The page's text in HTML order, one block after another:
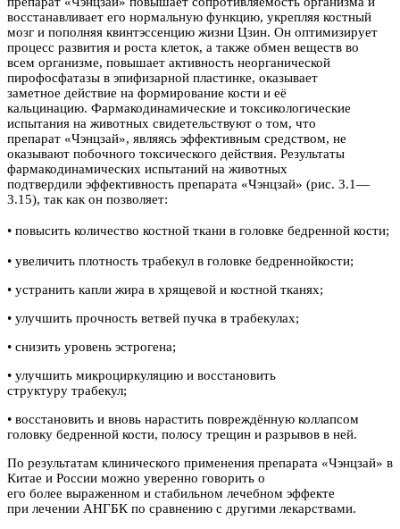
восстанавливает его нормальную функцию, укрепляя костный
мозг и пополняя квинтэссенцию жизни Цзин. Он оптимизирует
процесс развития и роста клеток, а также обмен веществ во
всем организме, повышает активность неорганической
пирофосфатазы в эпифизарной пластинке, оказывает
заметное действие на формирование кости и её
кальцинацию. Фармакодинамические и токсикологические
испытания на животных свидетельствуют о том, что
препарат «Чэнцзай», являясь эффективным средством, не
оказывают побочного токсического действия. Результаты
фармакодинамических испытаний на животных
подтвердили эффективность препарата «Чэнцзай» (рис. 3.1—
3.15), так как он позволяет:
• повысить количество костной ткани в головке бедренной кости;
• увеличить плотность трабекул в головке бедреннойкости;
• устранить капли жира в хрящевой и костной тканях;
• улучшить прочность ветвей пучка в трабекулах;
• снизить уровень эстрогена;
• улучшить микроциркуляцию и восстановить
структуру трабекул;
• восстановить и вновь нарастить повреждённую коллапсом
головку бедренной кости, полосу трещин и разрывов в ней.
По результатам клинического применения препарата «Чэнцзай» в
Китае и России можно уверенно говорить о
его более выраженном и стабильном лечебном эффекте
при лечении АНГБК по сравнению с другими лекарствами.